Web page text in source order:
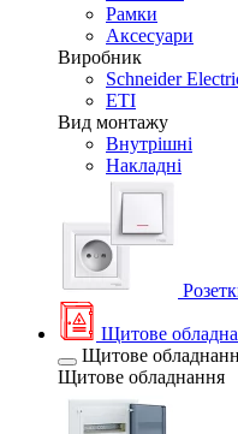
Рамки
Аксесуари
Виробник
Schneider
ETI
Вид монтажу
Внутрішні
Накладні
Щитове
Щитове
Щитове обладнання